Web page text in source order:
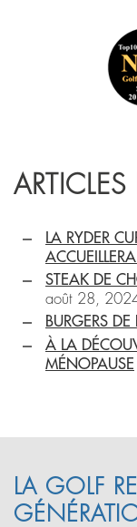
LA RYDER
STEAK DE
août 28,
BURGERS DE
À LA
MÉNOPAUSE
LA GOLF